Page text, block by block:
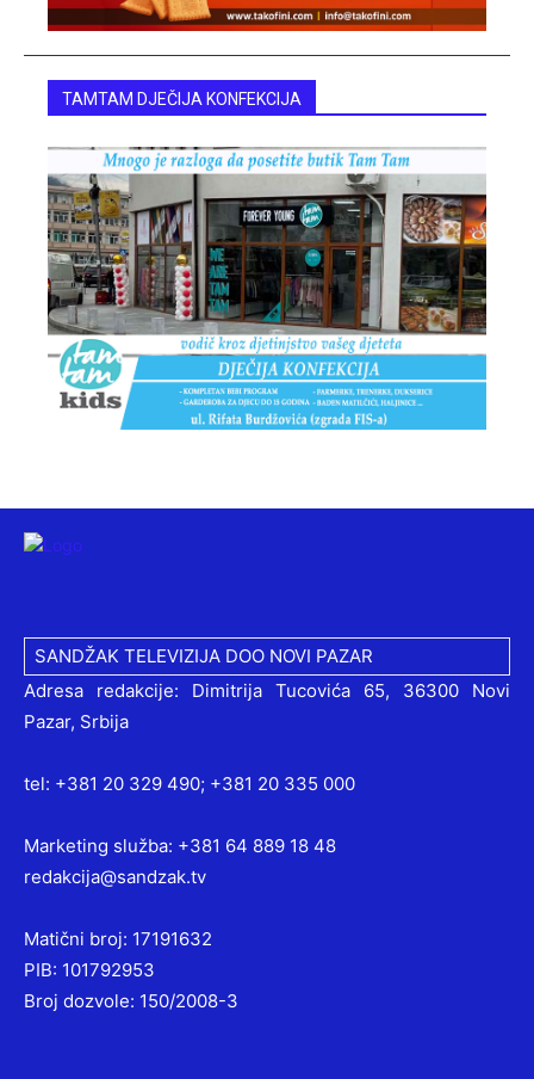
TAMTAM DJEČIJA KONFEKCIJA
SANDŽAK TELEVIZIJA DOO NOVI PAZAR
Adresa redakcije: Dimitrija Tucovića 65, 36300 Novi
Pazar, Srbija
tel: +381 20 329 490; +381 20 335 000
Marketing služba: +381 64 889 18 48
redakcija@sandzak.tv
Matični broj: 17191632
PIB: 101792953
Broj dozvole: 150/2008-3